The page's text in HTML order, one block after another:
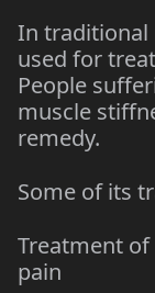
In traditional
used for
People
muscle
remedy.
Some of its
Treatment
pain